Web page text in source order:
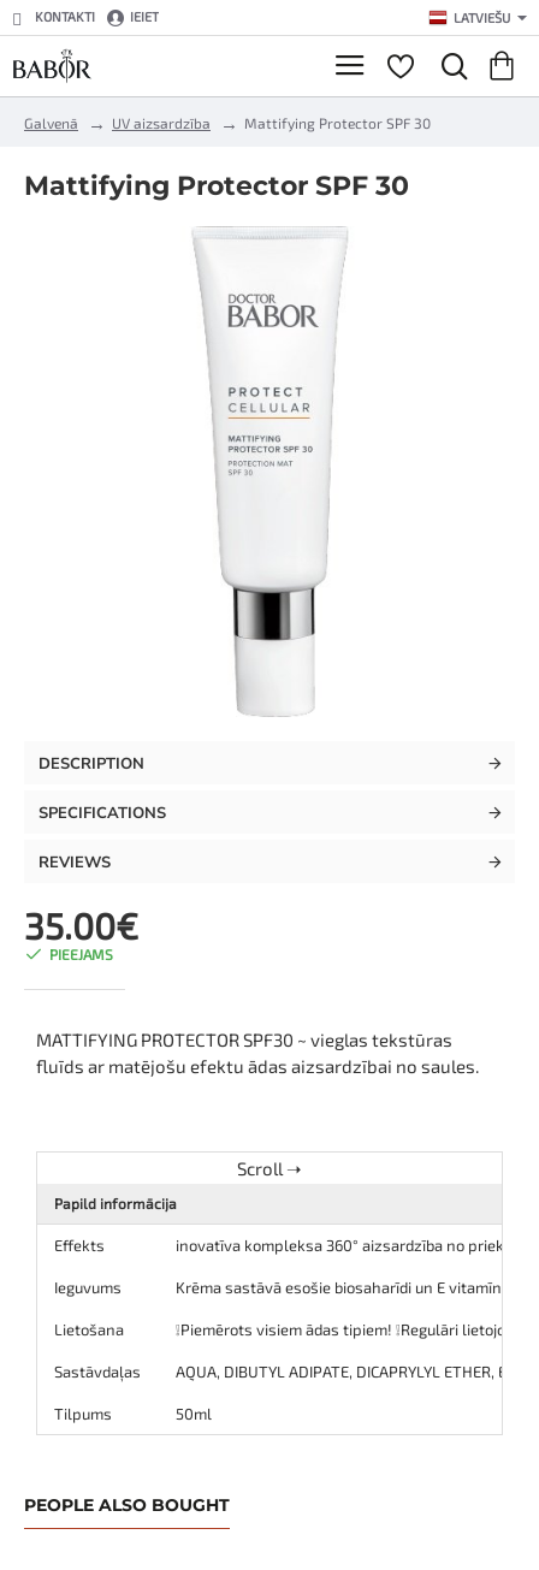
KONTAKTI IEIET LATVIEŠU
Galvenā
e
UV aizsardzība Mattifying Protector SPF 30
Mattifying Protector SPF 30
TOP
DESCRIPTION
SPECIFICATIONS
REVIEWS
35.00€
PIEEJAMS
MATTIFYING PROTECTOR SPF30 ~ vieglas tekstūras
fluīds ar matējošu efektu ādas aizsardzībai no saules.
Papild informācija
Effekts inovatīva kompleksa 360° aizsardzība no
Ieguvums Krēma sastāvā esošie biosaharīdi un E vitamīns
Lietošana ❕Piemērots visiem ādas tipiem! ❕Regulāri lietojot,
Sastāvdaļas AQUA, DIBUTYL ADIPATE, DICAPRYLYL ETHER,
Tilpums 50ml
PEOPLE ALSO BOUGHT